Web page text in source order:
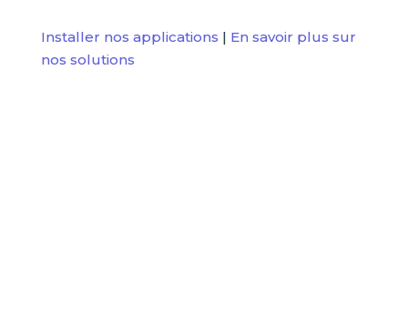
Installer nos applications | En savoir plus sur
nos solutions